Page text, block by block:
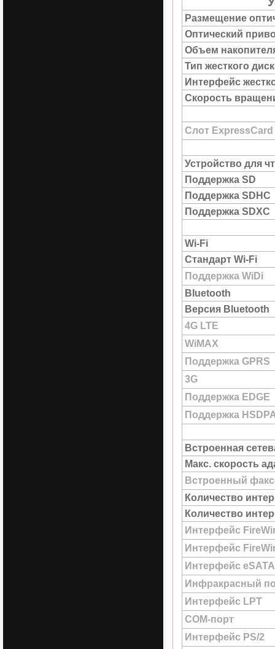
Размещение
Оптический
Объем
Тип жесткого
Интерфейс
Скорость
Слот ExpressCard
Устройство для
Поддержка SD
Поддержка SDHC
Поддержка SDXC
Wi-Fi
Стандарт Wi-Fi
Поддержка WiDi
Bluetooth
Версия Bluetooth
4G LTE
WiMAX
Поддержка GPRS
3G
Поддержка EDGE
Поддержка
Встроенная
Макс. скорость
Встроенный
Количество
Количество
Интерфейс
Интерфейс
Интерфейс eSATA
Инфракрасный
Интерфейс LPT
COM-порт
Интерфейс PS/2